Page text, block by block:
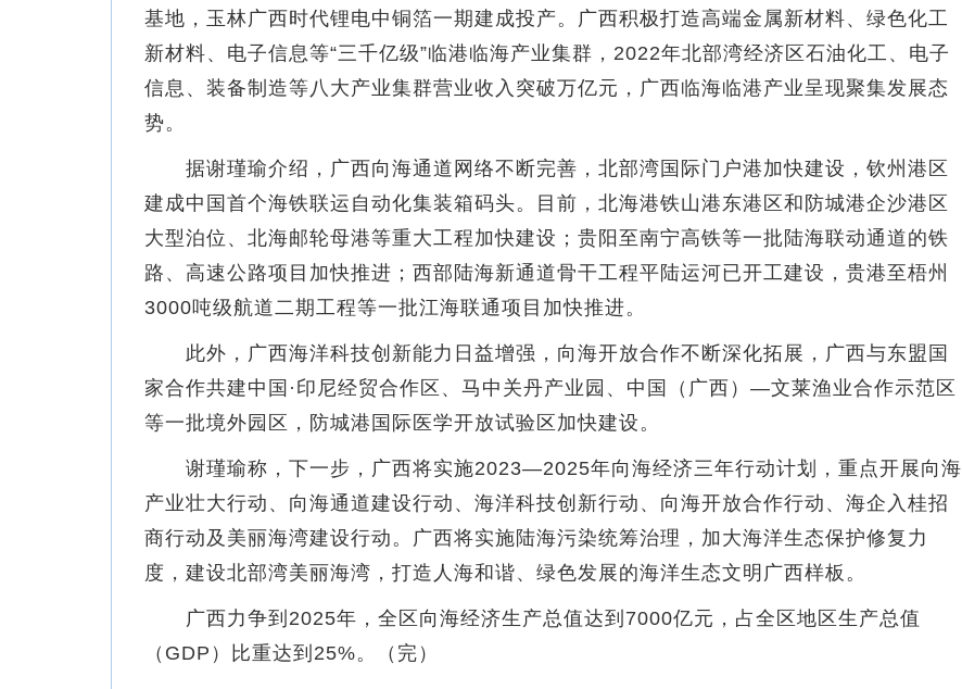
基地，玉林广西时代锂电中铜箔一期建成投产。广西积极打造高端金属新材料、绿色化工
新材料、电子信息等“三千亿级”临港临海产业集群，2022年北部湾经济区石油化工、电子
信息、装备制造等八大产业集群营业收入突破万亿元，广西临海临港产业呈现聚集发展态
势。
据谢瑾瑜介绍，广西向海通道网络不断完善，北部湾国际门户港加快建设，钦州港区
建成中国首个海铁联运自动化集装箱码头。目前，北海港铁山港东港区和防城港企沙港区
大型泊位、北海邮轮母港等重大工程加快建设；贵阳至南宁高铁等一批陆海联动通道的铁
路、高速公路项目加快推进；西部陆海新通道骨干工程平陆运河已开工建设，贵港至梧州
3000吨级航道二期工程等一批江海联通项目加快推进。
此外，广西海洋科技创新能力日益增强，向海开放合作不断深化拓展，广西与东盟国
家合作共建中国·印尼经贸合作区、马中关丹产业园、中国（广西）—文莱渔业合作示范区
等一批境外园区，防城港国际医学开放试验区加快建设。
谢瑾瑜称，下一步，广西将实施2023—2025年向海经济三年行动计划，重点开展向海
产业壮大行动、向海通道建设行动、海洋科技创新行动、向海开放合作行动、海企入桂招
商行动及美丽海湾建设行动。广西将实施陆海污染统筹治理，加大海洋生态保护修复力
度，建设北部湾美丽海湾，打造人海和谐、绿色发展的海洋生态文明广西样板。
广西力争到2025年，全区向海经济生产总值达到7000亿元，占全区地区生产总值
（GDP）比重达到25%。（完）